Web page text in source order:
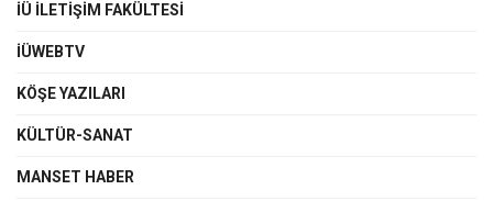
İÜ İLETIŞIM FAKÜLTESI
İÜWEBTV
KÖŞE YAZILARI
KÜLTÜR-SANAT
MANSET HABER